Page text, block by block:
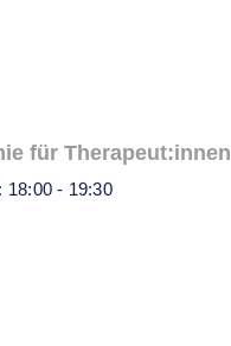
für Therapeut:innen
18:00 - 19:30